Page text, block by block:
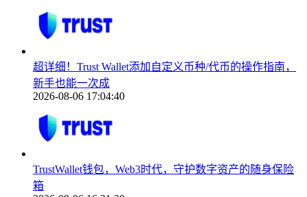
超详细！Trust Wallet添加自定义币种/代币的操作指南，
新手也能一次成
2026-08-06 17:04:40
TrustWallet钱包，Web3时代，守护数字资产的随身保险
箱